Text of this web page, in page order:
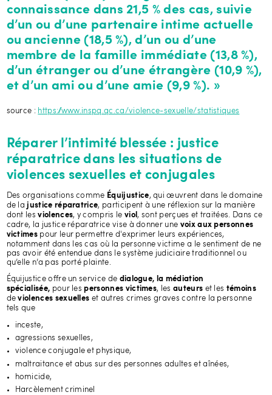
connaissance dans 21,5 % des cas, suivie
d’un ou d’une partenaire intime actuelle
ou ancienne (18,5 %), d’un ou d’une
membre de la famille immédiate (13,8 %),
d’un étranger ou d’une étrangère (10,9 %),
et d’un ami ou d’une amie (9,9 %). »
source : https://www.inspq.qc.ca/violence-sexuelle/statistiques
Réparer l’intimité blessée : justice
réparatrice dans les situations de
violences sexuelles et conjugales
Des organisations comme Équijustice, qui œuvrent dans le domaine
de la justice réparatrice, participent à une réflexion sur la manière
dont lesviolences, y compris le viol , sont perçues et traitées. Dans ce
cadre, la justice réparatrice vise à donner une voix aux personnes
victimes pour leur permettre d'exprimer leurs expériences,
notamment dans les cas où la personne victime a le sentiment de ne
pas avoir été entendue dans le système judiciaire traditionnel ou
qu’elle n’a pas porté plainte.
Équijustice offre un service de dialogue, la médiation
spécialisée, pour lespersonnes victimes, les auteurs et les témoins
deviolences sexuelles et autres crimes graves contre la personne
tels que
inceste,
agressions sexuelles,
violence conjugale et physique,
maltraitance et abus sur des personnes adultes et aînées,
homicide,
Harcèlement criminel